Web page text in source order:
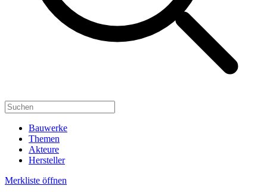
Bauwerke
Themen
Akteure
Hersteller
Merkliste öffnen